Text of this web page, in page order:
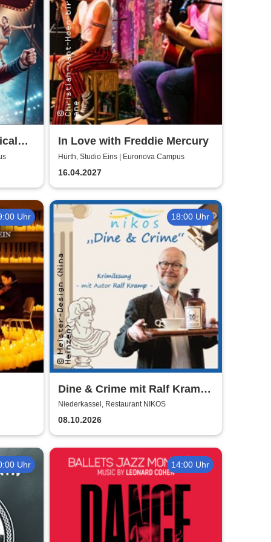
In Love with Freddie Mercury
Hürth, Studio Eins | Euronova Campus
16.04.2027
Uhr 18:00 Uhr
Dine & Crime mit Ralf Kramp |
Unterhaltsame Krimi-Lesung
Niederkassel, Restaurant NIKOS
08.10.2026
Uhr 14:00 Uhr